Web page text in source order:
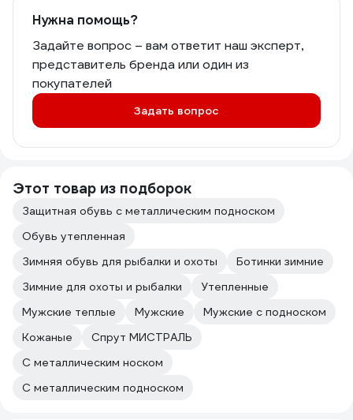
Нужна помощь?
Задайте вопрос – вам ответит наш эксперт,
представитель бренда или один из
покупателей
Задать вопрос
Этот товар из подборок
Защитная обувь с металлическим подноском
Обувь утепленная
Зимняя обувь для рыбалки и охоты
Ботинки зимние
Зимние для охоты и рыбалки
Утепленные
Мужские теплые
Мужские
Мужские с подноском
Кожаные
Спрут МИСТРАЛЬ
С металлическим носком
С металлическим подноском